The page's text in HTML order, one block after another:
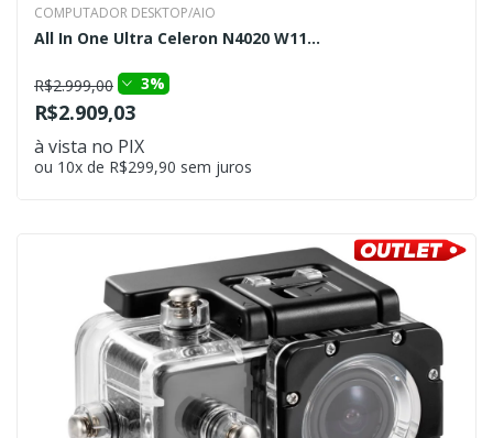
COMPUTADOR DESKTOP/AIO
All In One Ultra Celeron N4020 W11...
R$2.999,00 3%
R$2.909,03
à vista no PIX
ou 10x de R$299,90 sem juros